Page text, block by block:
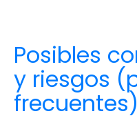
Posibles
y riesgos
frecuentes)